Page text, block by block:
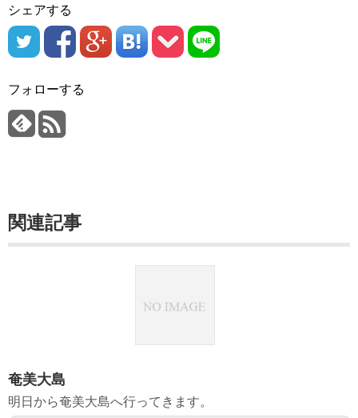
シェアする
フォローする
関連記事
奄美大島
明日から奄美大島へ行ってきます。